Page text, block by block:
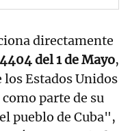
directamente
del 1 de Mayo,
Estados Unidos
parte de su
pueblo de Cuba",